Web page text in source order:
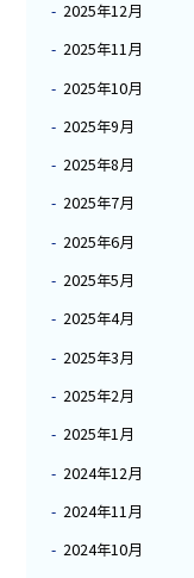
2025年12月
2025年11月
2025年10月
2025年9月
2025年8月
2025年7月
2025年6月
2025年5月
2025年4月
2025年3月
2025年2月
2025年1月
2024年12月
2024年11月
2024年10月